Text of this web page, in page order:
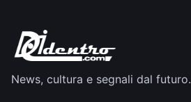
News, cultura e segnali dal futuro.